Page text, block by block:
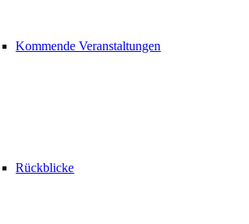
Kommende Veranstaltungen
Rückblicke